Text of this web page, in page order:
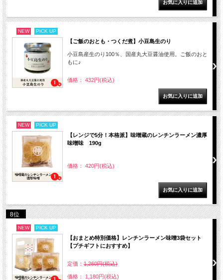
NEW PICK UP
【ご飯のおとも・つくだ煮】小豆島生のり
小豆島産生のり100％、国産丸大豆醤油使用。ご飯のおと
もに♪
価格： 432円(税込)
NEW PICK UP
【レンジで5分！本格派】味噌蔵のレンチンラーメン濃厚
味噌味 190g
価格： 420円(税込)
8位
NEW PICK UP
【おまとめ特別価格】レンチンラーメン味噌3袋セット
【プチギフトにおすすめ】
定価： 1,260円(税込)
価格： 1,180円(税込)